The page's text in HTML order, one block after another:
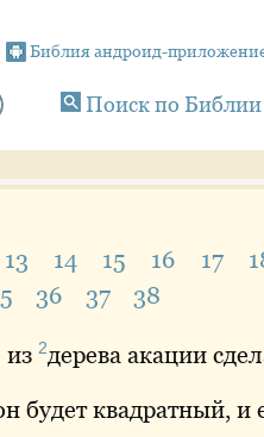
Библия андроид-
Поиск по
13 14 15 16 17
36 37 38
из 2дерева акации
будет квадратный, и